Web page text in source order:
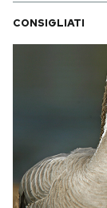
CONSIGLIATI